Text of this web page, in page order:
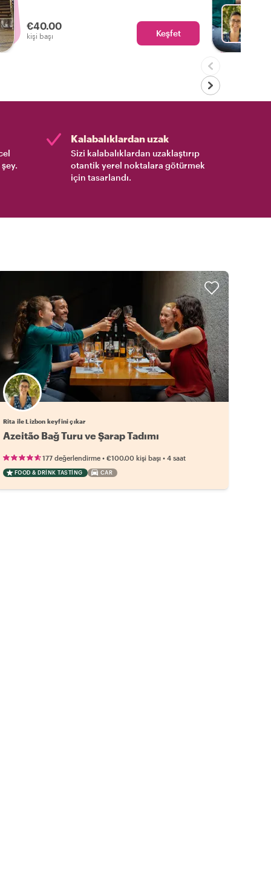
€40.00
kişi başı Keşfet
Kalabalıklardan uzak
Sizi kalabalıklardan uzaklaştırıp
otantik yerel noktalara götürmek
için tasarlandı.
Rita ile Lizbon keyfini çıkar
Azeitão Bağ Turu ve Şarap Tadımı
177 değerlendirme• €100.00 kişi başı• 4 saat
FOOD & DRINK TASTING CAR